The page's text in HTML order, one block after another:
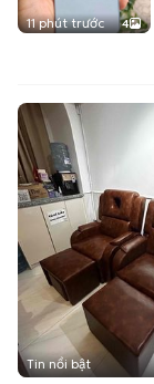
11 phút trước 4
Tin nổi bật